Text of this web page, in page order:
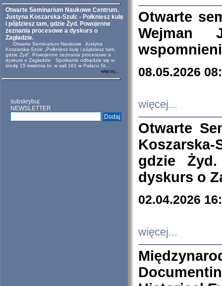
Otwarte Seminarium Naukowe Centrum.
Justyna Koszarska-Szulc - Połkniesz kulę
i pójdziesz tam, gdzie Żyd. Powojenne
zeznania procesowe a dyskurs o
Zagładzie.
Otwarte Seminarium Naukowe Justyna
Koszarska-Szulc „Połkniesz kulę i pójdziesz tam,
gdzie Żyd”. Powojenne zeznania procesowe a
dyskurs o Zagładzie Spotkanie odbędzie się w
środę 15 kwietnia br. w sali 161 w Pałacu St...
więcej...
subskrybuj
NEWSLETTER
Otwarte
Wejman
08.05.2026
więcej...
Otwarte
Koszarska-
gdzie
dyskurs o
02.04.2026
więcej...